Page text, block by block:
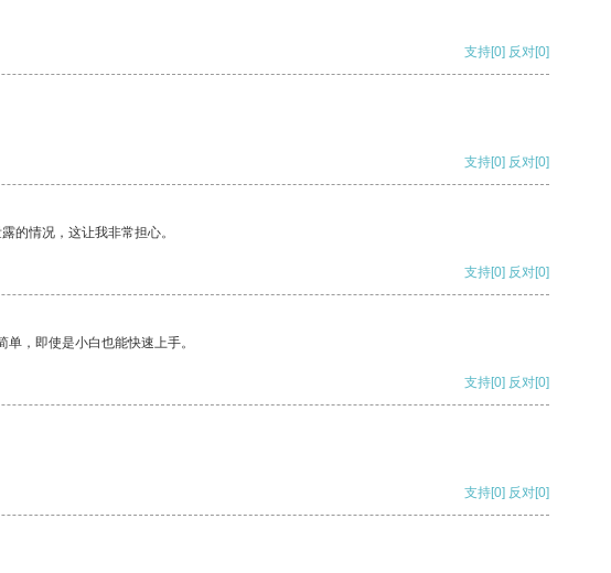
支持[0] 反对[0]
支持[0] 反对[0]
的情况，这让我非常担心。
支持[0] 反对[0]
，即使是小白也能快速上手。
支持[0] 反对[0]
支持[0] 反对[0]